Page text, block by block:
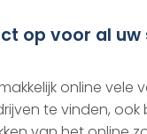
op voor al uw
online vele
te vinden, ook